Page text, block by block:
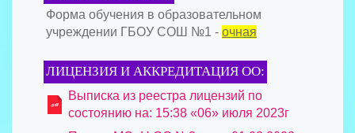
Форма обучения в образовательном
учреждении ГБОУ СОШ №1 - очная
ЛИЦЕНЗИЯ И АККРЕДИТАЦИЯ ОО:
Выписка из реестра лицензий по
состоянию на: 15:38 «06» июля 2023г